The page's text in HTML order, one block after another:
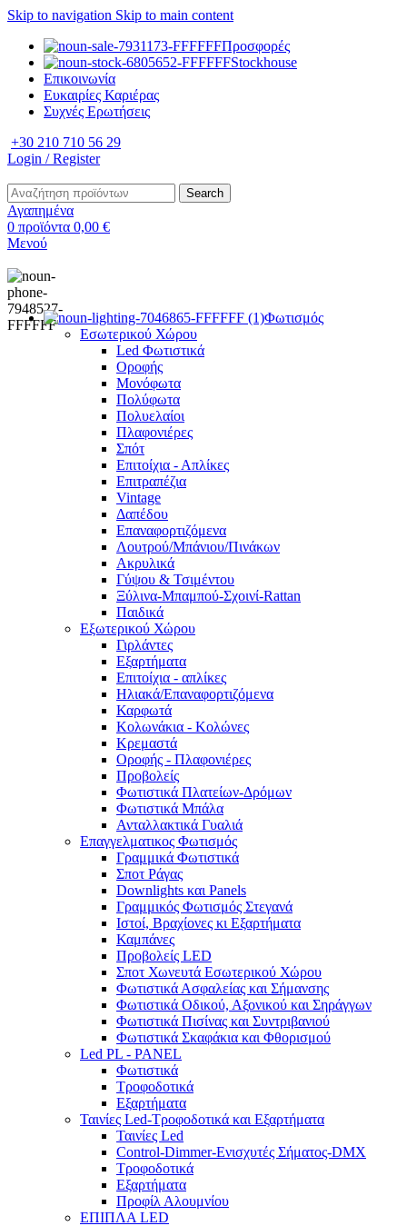
Skip to navigation Skip to main content
Προσφορές
Stockhouse
Επικοινωνία
Ευκαιρίες Καριέρας
Συχνές Ερωτήσεις
+30 210 710 56 29
Login / Register
Search
Αγαπημένα
0 προϊόντα 0,00 €
Μενού
Φωτισμός
Εσωτερικού Χώρου
Led Φωτιστικά
Οροφής
Μονόφωτα
Πολύφωτα
Πολυελαίοι
Πλαφονιέρες
Σπότ
Επιτοίχια - Απλίκες
Επιτραπέζια
Vintage
Δαπέδου
Επαναφορτιζόμενα
Λουτρού/Μπάνιου/Πινάκων
Ακρυλικά
Γύψου & Τσιμέντου
Ξύλινα-Μπαμπού-Σχοινί-Rattan
Παιδικά
Εξωτερικού Χώρου
Γιρλάντες
Εξαρτήματα
Επιτοίχια - απλίκες
Ηλιακά/Επαναφορτιζόμενα
Καρφωτά
Κολωνάκια - Κολώνες
Κρεμαστά
Οροφής - Πλαφονιέρες
Προβολείς
Φωτιστικά Πλατείων-Δρόμων
Φωτιστικά Μπάλα
Ανταλλακτικά Γυαλιά
Επαγγελματικος Φωτισμός
Γραμμικά Φωτιστικά
Σποτ Ράγας
Downlights και Panels
Γραμμικός Φωτισμός Στεγανά
Ιστοί, Βραχίονες κι Εξαρτήματα
Καμπάνες
Προβολείς LED
Σποτ Χωνευτά Εσωτερικού Χώρου
Φωτιστικά Ασφαλείας και Σήμανσης
Φωτιστικά Οδικού, Αξονικού και Σηράγγων
Φωτιστικά Πισίνας και Συντριβανιού
Φωτιστικά Σκαφάκια και Φθορισμού
Led PL - PANEL
Φωτιστικά
Τροφοδοτικά
Εξαρτήματα
Ταινίες Led-Τροφοδοτικά και Εξαρτήματα
Ταινίες Led
Control-Dimmer-Ενισχυτές Σήματος-DMX
Τροφοδοτικά
Εξαρτήματα
Προφίλ Αλουμνίου
ΕΠΙΠΛΑ LED